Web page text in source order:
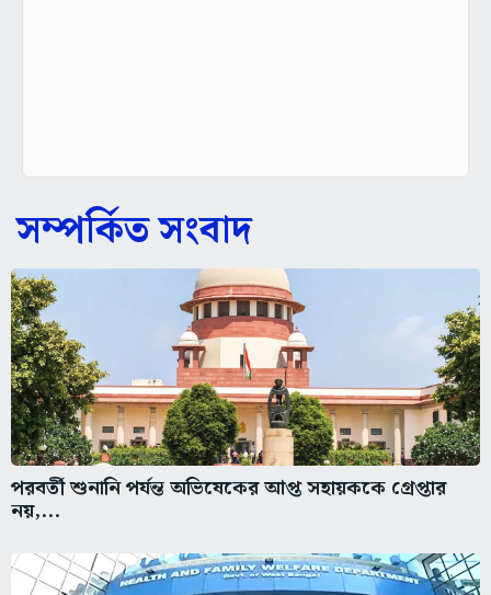
সম্পর্কিত সংবাদ
পরবর্তী শুনানি পর্যন্ত অভিষেকের আপ্ত সহায়ককে গ্রেপ্তার
নয়,...